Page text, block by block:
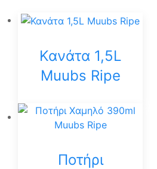
Κανάτα 1,5L
Muubs Ripe
Ποτήρι